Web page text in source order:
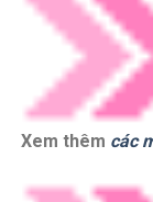
Xem thêm các